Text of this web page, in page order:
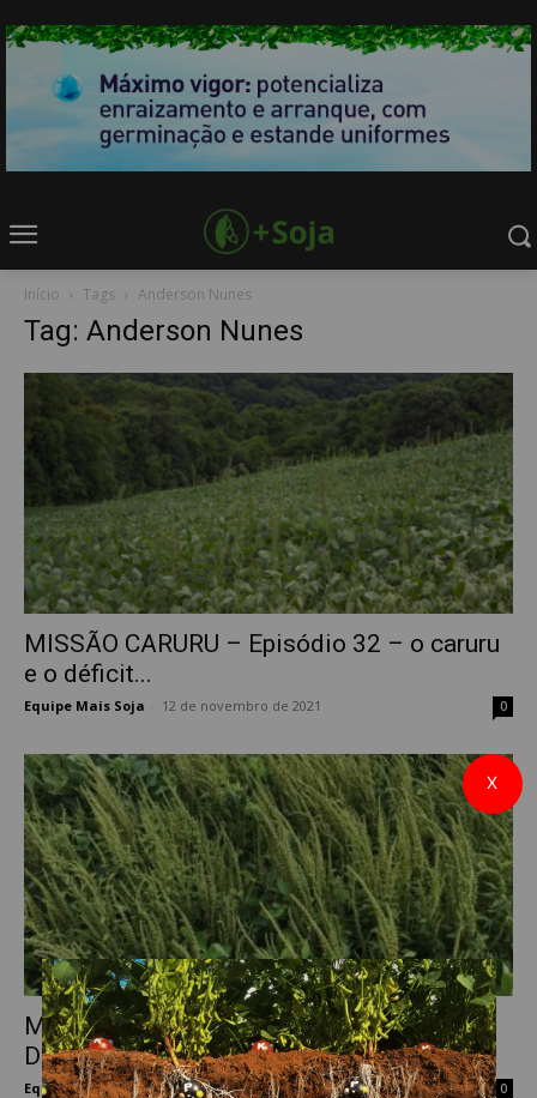
Início Tags Anderson Nunes
Tag: Anderson Nunes
MISSÃO CARURU – Episódio 32 – o caruru
e o déficit...
Equipe Mais Soja 12 de novembro de 2021 0
MISSÃO CARURU – Episódio 31 –
Dispersão de Sementes de Caruru
Equipe Mais Soja - 5 de novembro de 2021 0
X